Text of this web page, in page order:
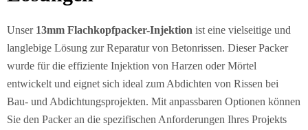
Unser 13mm Flachkopfpacker-Injektion ist eine vielseitige und
langlebige Lösung zur Reparatur von Betonrissen. Dieser Packer
wurde für die effiziente Injektion von Harzen oder Mörtel
entwickelt und eignet sich ideal zum Abdichten von Rissen bei
Bau- und Abdichtungsprojekten. Mit anpassbaren Optionen können
Sie den Packer an die spezifischen Anforderungen Ihres Projekts